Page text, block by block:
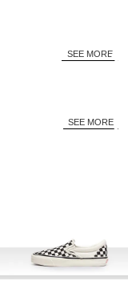
SEE MORE
SEE MORE